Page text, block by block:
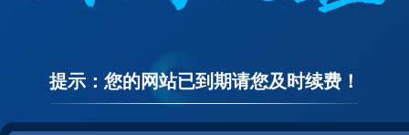
提示：您的网站已到期请您及时续费！